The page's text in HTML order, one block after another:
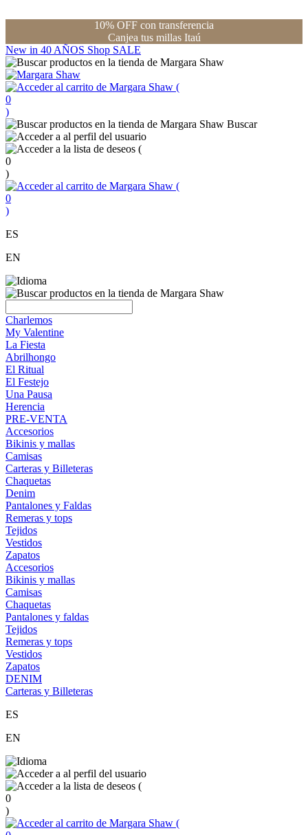
10% OFF con transferencia
Canjea tus millas Itaú
New in 40 AÑOS Shop SALE
(
0
)
Buscar
(
0
)
(
0
)
ES
EN
Charlemos
My Valentine
La Fiesta
Abrilhongo
El Ritual
El Festejo
Una Pausa
Herencia
PRE-VENTA
Accesorios
Bikinis y mallas
Camisas
Carteras y Billeteras
Chaquetas
Denim
Pantalones y Faldas
Remeras y tops
Tejidos
Vestidos
Zapatos
Accesorios
Bikinis y mallas
Camisas
Chaquetas
Pantalones y faldas
Tejidos
Remeras y tops
Vestidos
Zapatos
DENIM
Carteras y Billeteras
ES
EN
(
0
)
(